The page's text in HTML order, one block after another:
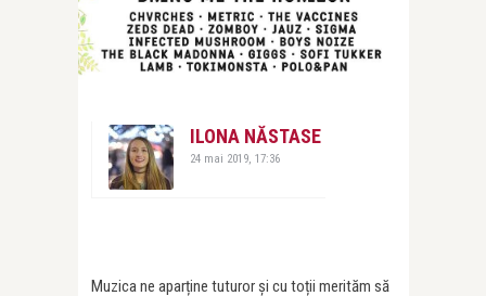
ILONA NĂSTASE
24 mai 2019, 17:36
Muzica ne aparține tuturor și cu toții merităm să